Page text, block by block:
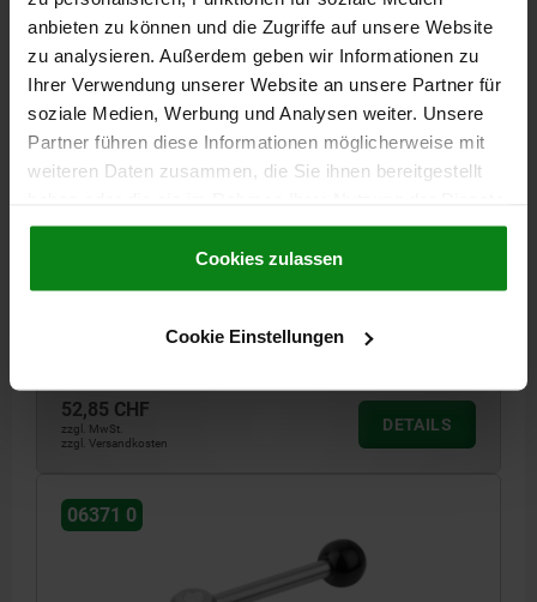
anbieten zu können und die Zugriffe auf unsere Website
zu analysieren. Außerdem geben wir Informationen zu
Ihrer Verwendung unserer Website an unsere Partner für
soziale Medien, Werbung und Analysen weiter. Unsere
Partner führen diese Informationen möglicherweise mit
weiteren Daten zusammen, die Sie ihnen bereitgestellt
gesammelt haben.Cookie Richtlinien
Datenschutz|AGB
Cookies zulassen
Cookie Einstellungen
GEWINDETIEFE=23 GRIFFLÄNGE=134,5
FORM=0° D=23 D1=33 D2=32 D3=13 H=58 H1=6 H2=47
06371-3162
52,85 CHF
zzgl. MwSt.
zzgl. Versandkosten
DETAILS
06371 0